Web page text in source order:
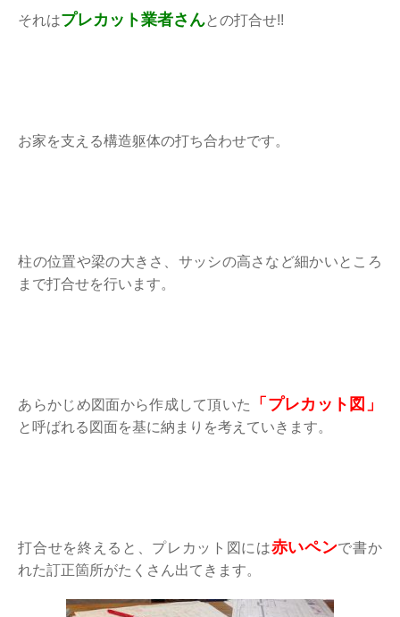
それはプレカット業者さんとの打合せ!!
お家を支える構造躯体の打ち合わせです。
柱の位置や梁の大きさ、サッシの高さなど細かいところ
まで打合せを行います。
あらかじめ図面から作成して頂いた 「プレカット図」
と呼ばれる図面を基に納まりを考えていきます。
打合せを終えると、プレカット図には赤いペンで書か
れた訂正箇所がたくさん出てきます。